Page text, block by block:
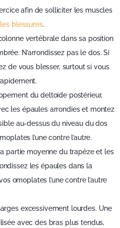
afin de solliciter les muscles
blessures.
vertébrale dans sa position
N’arrondissez pas le dos. Si
de vous blesser, surtout si vous
du deltoïde postérieur,
les épaules arrondies et montez
au-dessus du niveau du dos
l’une contre l’autre.
partie moyenne du trapèze et les
les épaules dans la
omoplates l’une contre l’autre
excessivement lourdes. Une
avec des bras plus tendus,